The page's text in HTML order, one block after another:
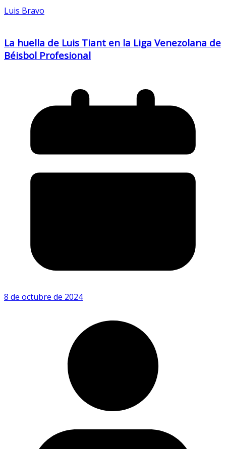
Luis Bravo
La huella de Luis Tiant en la Liga Venezolana de
Béisbol Profesional
8 de octubre de 2024